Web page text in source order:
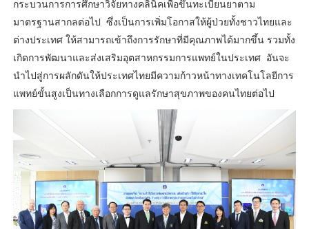
กระบวนการการศึกษาวิจัยทางคลินิคเพื่อขึ้นทะเบียนยาตาม
มาตรฐานสากลต่อไป ซึ่งเป็นการเพิ่มโอกาสให้ผู้ป่วยทั้งชาวไทยและ
ต่างประเทศ ให้สามารถเข้าถึงการรักษาที่มีคุณภาพได้มากขึ้น รวมทั้ง
เกิดการพัฒนาและส่งเสริมอุตสาหกรรมการแพทย์ในประเทศ อันจะ
นำไปสู่การผลักดันให้ประเทศไทยมีความก้าวหน้าทางเทคโนโลยีการ
แพทย์ขั้นสูงเป็นทางเลือกการดูแลรักษาสุขภาพของคนไทยต่อไป